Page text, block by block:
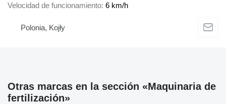
Velocidad de funcionamiento 6 km/h
Polonia, Kojły
Otras marcas en la sección «Maquinaria de
fertilización»